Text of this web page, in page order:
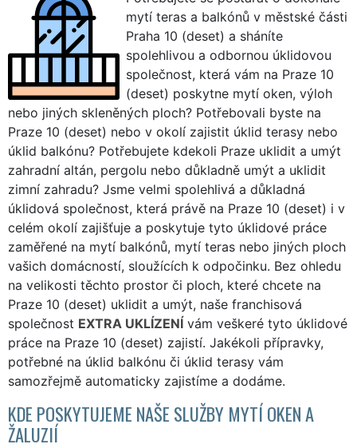
mytí teras a balkónů v městské části
Praha 10 (deset) a sháníte
spolehlivou a odbornou úklidovou
společnost, která vám na Praze 10
(deset) poskytne mytí oken, výloh
nebo jiných skleněných ploch? Potřebovali byste na
Praze 10 (deset) nebo v okolí zajistit úklid terasy nebo
úklid balkónu? Potřebujete kdekoli Praze uklidit a umýt
zahradní altán, pergolu nebo důkladně umýt a uklidit
zimní zahradu? Jsme velmi spolehlivá a důkladná
úklidová společnost, která právě na Praze 10 (deset) i v
celém okolí zajišťuje a poskytuje tyto úklidové práce
zaměřené na mytí balkónů, mytí teras nebo jiných ploch
vašich domácností, sloužících k odpočinku. Bez ohledu
na velikosti těchto prostor či ploch, které chcete na
Praze 10 (deset) uklidit a umýt, naše franchisová
společnost EXTRA UKLÍZENÍ vám veškeré tyto úklidové
práce na Praze 10 (deset) zajistí. Jakékoli přípravky,
potřebné na úklid balkónu či úklid terasy vám
samozřejmě automaticky zajistíme a dodáme.
KDE POSKYTUJEME NAŠE SLUŽBY MYTÍ OKEN A
ŽALUZIÍ